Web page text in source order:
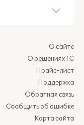
О сайте
О решениях 1С
Прайс-лист
Поддержка
Обратная связь
Сообщить об ошибке
Карта сайта